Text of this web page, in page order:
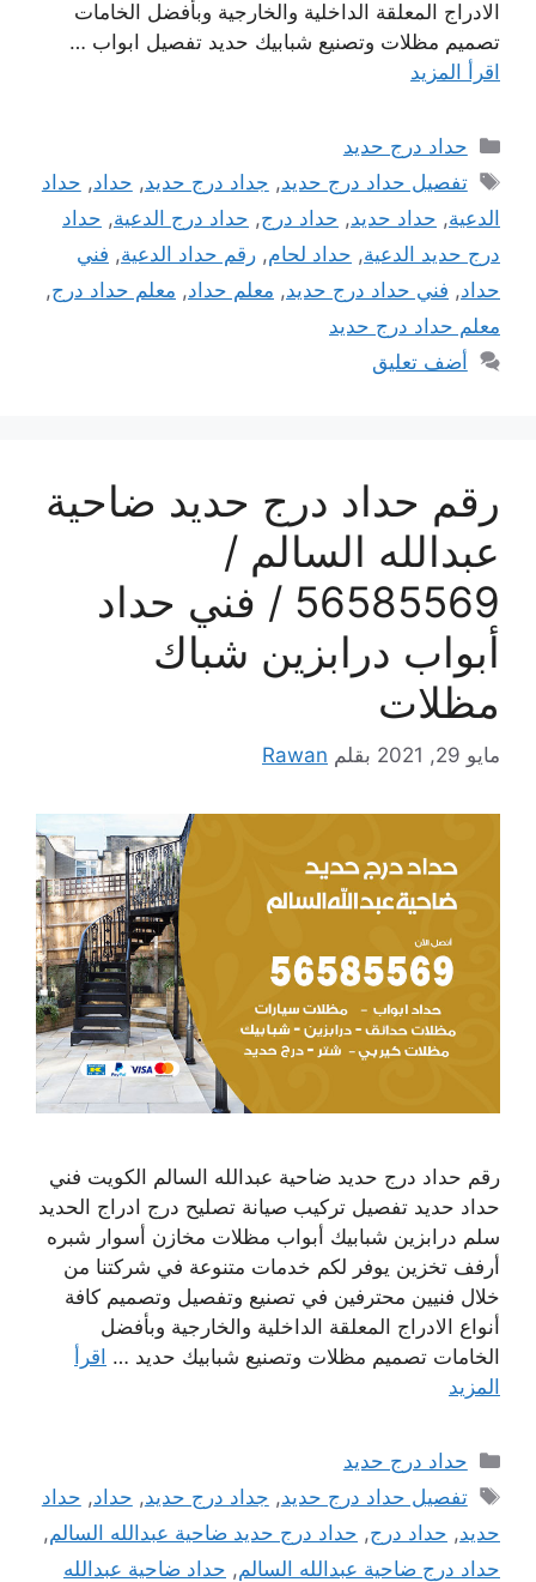
الادراج المعلقة الداخلية والخارجية وبأفضل الخامات
تصميم مظلات وتصنيع شبابيك حديد تفصيل ابواب …
اقرأ المزيد
التصنيفات
حداد درج حديد
الوسوم
تفصيل حداد درج حديد, جداد درج حديد, حداد, حداد
الدعية, حداد حديد, حداد درج, حداد درج الدعية, حداد
درج حديد الدعية, حداد لحام, رقم حداد الدعية, فني
حداد, فني حداد درج حديد, معلم حداد, معلم حداد درج,
معلم حداد درج حديد
أضف تعليق
رقم حداد درج حديد ضاحية
عبدالله السالم /
56585569 / فني حداد
أبواب درابزين شباك
مظلات
مايو 29, 2021 بقلم Rawan
رقم حداد درج حديد ضاحية عبدالله السالم الكويت فني
حداد حديد تفصيل تركيب صيانة تصليح درج ادراج الحديد
سلم درابزين شبابيك أبواب مظلات مخازن أسوار شبره
أرفف تخزين يوفر لكم خدمات متنوعة في شركتنا من
خلال فنيين محترفين في تصنيع وتفصيل وتصميم كافة
أنواع الادراج المعلقة الداخلية والخارجية وبأفضل
الخامات تصميم مظلات وتصنيع شبابيك حديد … اقرأ
المزيد
التصنيفات
حداد درج حديد
الوسوم
تفصيل حداد درج حديد, جداد درج حديد, حداد, حداد
حديد, حداد درج, حداد درج حديد ضاحية عبدالله السالم,
حداد درج ضاحية عبدالله السالم, حداد ضاحية عبدالله